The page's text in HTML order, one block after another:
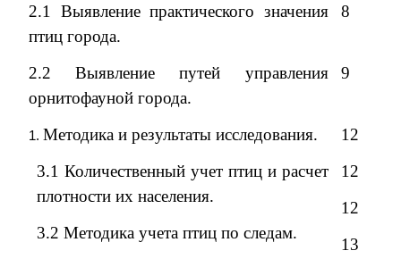
2.1 Выявление практического значения
птиц города.
8
2.2 Выявление путей управления
орнитофауной города.
9
Методика и результаты исследования.
12
3.1 Количественный учет птиц и расчет
плотности их населения.
3.2 Методика учета птиц по следам.
12
12
13